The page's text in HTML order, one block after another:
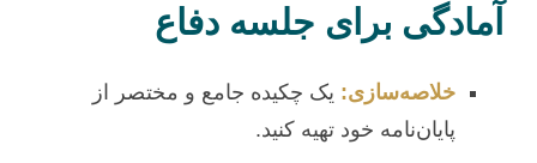
آمادگی برای جلسه دفاع
خلاصه‌سازی: یک چکیده جامع و مختصر از
پایان‌نامه خود تهیه کنید.